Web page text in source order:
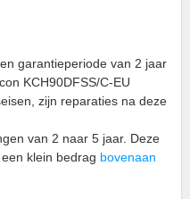
garantieperiode van 2 jaar
KCH90DFSS/C-EU
zijn reparaties na deze
van 2 naar 5 jaar. Deze
klein bedrag bovenaan